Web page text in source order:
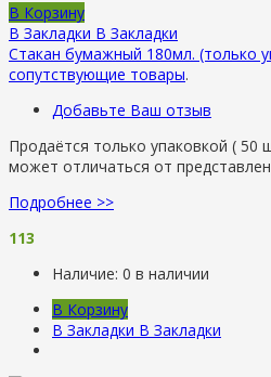
В Корзину
В Закладки В Закладки
Стакан бумажный 180мл. (только
сопутствующие товары.
Добавьте Ваш отзыв
Продаётся только упаковкой ( 50
может отличаться от
Подробнее >>
113
Наличие: 0 в наличии
В Корзину
В Закладки В Закладки